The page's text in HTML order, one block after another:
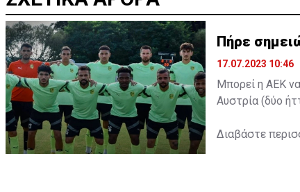
Πήρε
17.07.2023 10:46
Μπορεί η ΑΕΚ
Αυστρία (δύο
Διαβάστε